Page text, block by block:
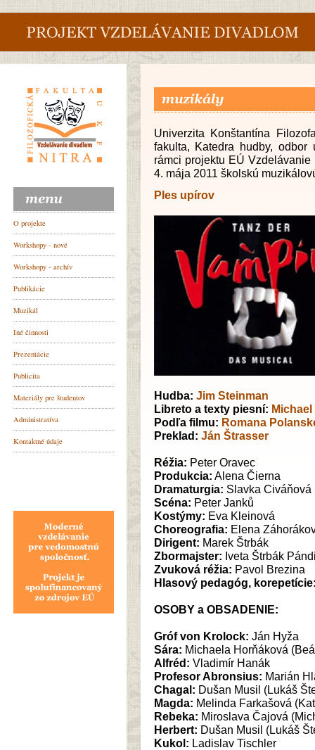
Univerzita Konštantína
fakulta, Katedra hudby, odbor
rámci projektu EÚ
4. mája 2011 školskú
Ples upírov
Hudba: Jim Steinman
Libreto a texty piesní:
Podľa filmu: Romana
Preklad: Ján Štrasser
Réžia: Peter Oravec
Produkcia: Alena Čierna
Dramaturgia: Slavka Civáňová
Scéna: Peter Janků
Kostýmy: Eva Kleinová
Choreografia: Elena
Dirigent: Marek Štrbák
Zbormajster: Iveta Štrbák
Zvuková réžia: Pavol Brezina
Hlasový pedagóg,
OSOBY a OBSADENIE:
Gróf von Krolock: Ján Hyža
Sára: Michaela Horňáková
Alfréd: Vladimír Hanák
Profesor Abronsius: Marián
Chagal: Dušan Musil (Lukáš
Magda: Melinda Farkašová
Rebeka: Miroslava Čajová
Herbert: Dušan Musil (Lukáš
Kukol: Ladislav Tischler